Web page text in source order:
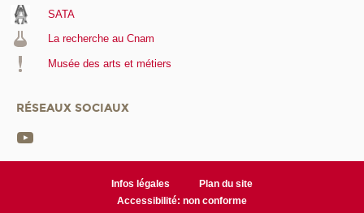
SATA
La recherche au Cnam
Musée des arts et métiers
RÉSEAUX SOCIAUX
Infos légales
Plan du site
Accessibilité: non conforme